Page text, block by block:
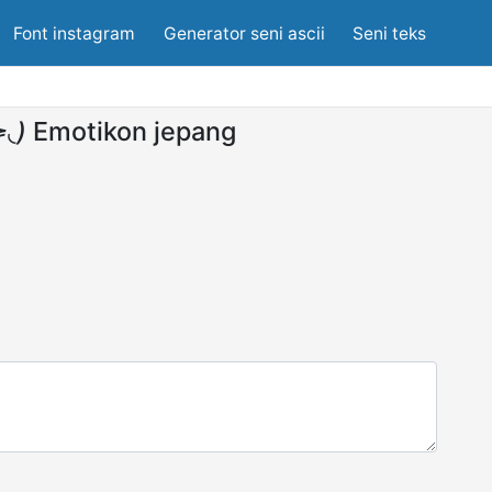
Font instagram Generator seni ascii Seni teks
Emotikon jepang